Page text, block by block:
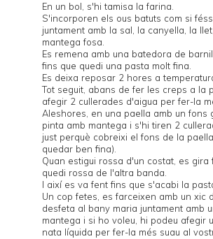
En un bol, s'hi tamisa la farina.
S'incorporen els ous batuts com si
juntament amb la sal, la canyella, la
mantega fosa.
Es remena amb una batedora de
fins que quedi una pasta molt fina.
Es deixa reposar 2 hores a
Tot seguit, abans de fer les creps a la
afegir 2 cullerades d'aigua per fer-la
Aleshores, en una paella amb un fons
pinta amb mantega i s'hi tiren 2
just perquè cobreixi el fons de la
quedar ben fina).
Quan estigui rossa d'un costat, es gira
quedi rossa de l'altra banda.
I així es va fent fins que s'acabi la
Un cop fetes, es farceixen amb un xic
desfeta al bany maria juntament amb
mantega i si ho voleu, hi podeu afegir
nata líquida per fer-la més suau al